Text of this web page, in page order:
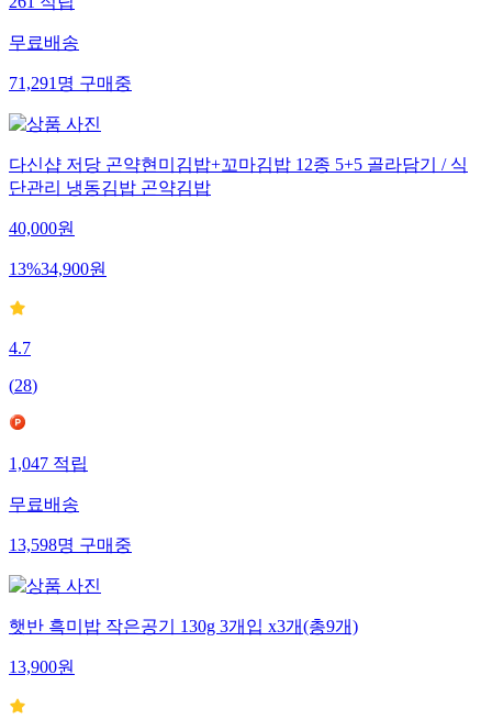
261적립
무료배송
71,291명구매중
다신샵 저당 곤약현미김밥+꼬마김밥 12종 5+5 골라담기 / 식
단관리 냉동김밥 곤약김밥
40,000원
13%34,900원
4.7
(28)
1,047적립
무료배송
13,598명구매중
햇반 흑미밥 작은공기 130g 3개입 x3개(총9개)
13,900원